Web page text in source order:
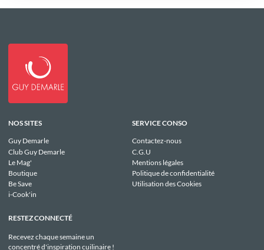
NOS SITES
Guy Demarle
Club Guy Demarle
Le Mag'
Boutique
Be Save
i-Cook'in
SERVICE CONSO
Contactez-nous
C.G.U
Mentions légales
Politique de confidentialité
Utilisation des Cookies
RESTEZ CONNECTÉ
Recevez chaque semaine un
concentré d'inspiration cuilinaire !